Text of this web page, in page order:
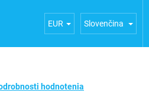
Ubytovanie na FUERTE
EUR Slovenčina
hodnotenia